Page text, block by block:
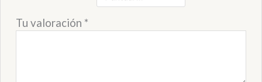
Tu valoración *